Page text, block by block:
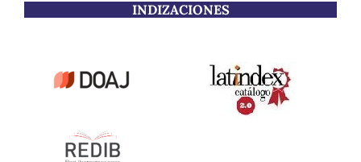
INDIZACIONES